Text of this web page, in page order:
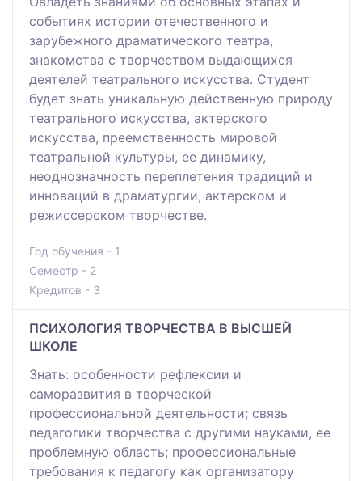
событиях истории отечественного и
зарубежного драматического театра,
знакомства с творчеством выдающихся
деятелей театрального искусства. Студент
будет знать уникальную действенную природу
театрального искусства, актерского
искусства, преемственность мировой
театральной культуры, ее динамику,
неоднозначность переплетения традиций и
инноваций в драматургии, актерском и
режиссерском творчестве.
Год обучения - 1
Семестр - 2
Кредитов - 3
ПСИХОЛОГИЯ ТВОРЧЕСТВА В ВЫСШЕЙ
ШКОЛЕ
Знать: особенности рефлексии и
саморазвития в творческой
профессиональной деятельности; связь
педагогики творчества с другими науками, ее
проблемную область; профессиональные
требования к педагогу как организатору